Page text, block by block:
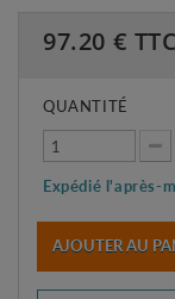
97.20 € TTC
QUANTITÉ
Expédié l'après-
AJOUTER AU